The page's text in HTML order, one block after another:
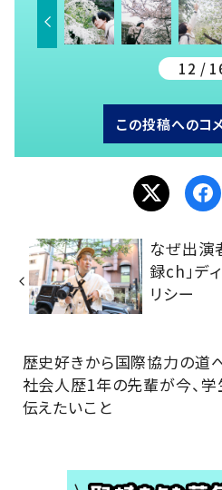
12 /
この投稿へのコ
なぜ出演
録ch」デ
リシー
歴史好きから国際協力の道
社会人歴1年の先輩が今、学
伝えたいこと